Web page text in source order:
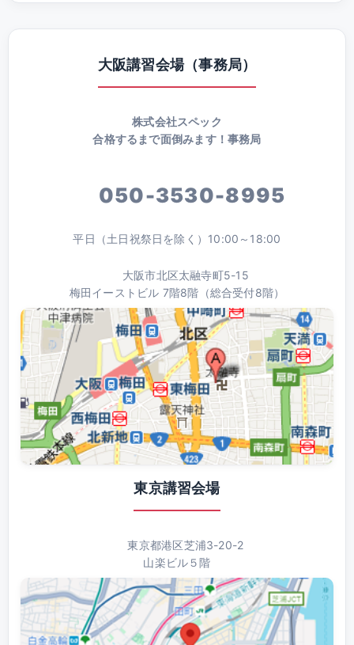
大阪講習会場（事務局）
株式会社スペック
合格するまで面倒みます！事務局
050-3530-8995
平日（土日祝祭日を除く）10:00～18:00
大阪市北区太融寺町5-15
梅田イーストビル 7階8階（総合受付8階）
東京講習会場
東京都港区芝浦3-20-2
山楽ビル５階